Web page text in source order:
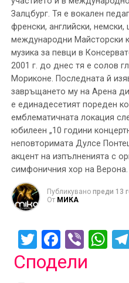
Залцбург. Тя е вокален
френски, английски,
международни Майсторски
музика за певци в
2001 г. до днес тя е солов
Мориконе. Последната й
завръщането му на Арена
е единадесетият пореден
емблематичната локация
юбилеен „10 години
неповторимата Дулсе
акцент на изпълненията с
симфоничния хор на Верона.
Публикувано преди 13
От МИКА
TwitterViber
Сподели